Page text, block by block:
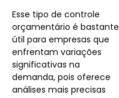
Esse tipo de controle
orçamentário é bastante
útil para empresas que
enfrentam variações
significativas na
demanda, pois oferece
análises mais precisas